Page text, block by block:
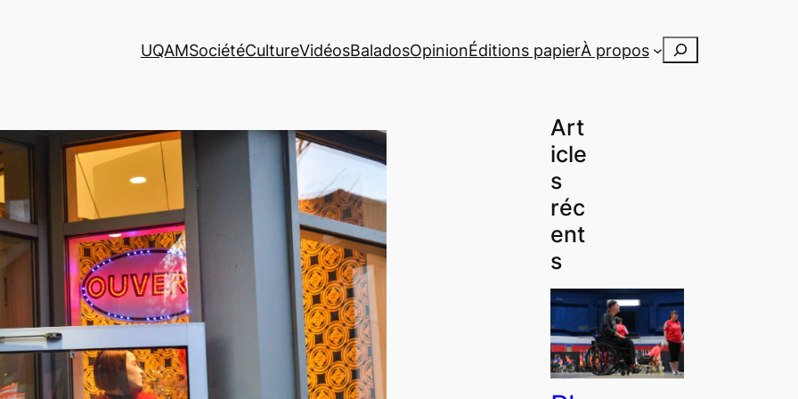
UQAMSociétéCultureVidéosBaladosOpinionÉditions papierÀ propos Rechercher
Art
icle
s
réc
ent
s